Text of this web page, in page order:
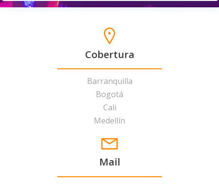
Cobertura
Barranquilla
Bogotá
Cali
Medellín
Mail